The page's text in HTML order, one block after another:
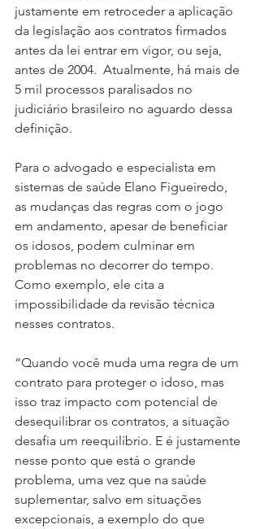
justamente em retroceder a aplicação
da legislação aos contratos firmados
antes da lei entrar em vigor, ou seja,
antes de 2004.  Atualmente, há mais de
5 mil processos paralisados no
judiciário brasileiro no aguardo dessa
definição.
Para o advogado e especialista em
sistemas de saúde Elano Figueiredo,
as mudanças das regras com o jogo
em andamento, apesar de beneficiar
os idosos, podem culminar em
problemas no decorrer do tempo.
Como exemplo, ele cita a
impossibilidade da revisão técnica
nesses contratos.
“Quando você muda uma regra de um
contrato para proteger o idoso, mas
isso traz impacto com potencial de
desequilibrar os contratos, a situação
desafia um reequilíbrio. E é justamente
nesse ponto que está o grande
problema, uma vez que na saúde
suplementar, salvo em situações
excepcionais, a exemplo do que